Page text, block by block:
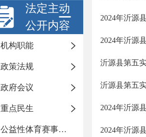
法定主动
公开内容
机构职能
政策法规
政府会议
重点民生
公益性体育赛事活动
2024年沂源
2024年沂源
沂源县第五
沂源县第五
2024年沂源
2024年沂源